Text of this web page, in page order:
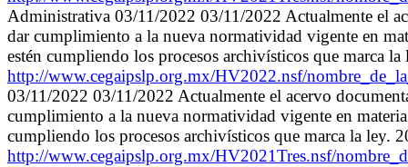
Administrativa 03/11/2022 03/11/2022 Actualmente el
dar cumplimiento a la nueva normatividad vigente en
estén cumpliendo los procesos archivísticos que marca
http://www.cegaipslp.org.mx/HV2022.nsf/
03/11/2022 03/11/2022 Actualmente el acervo
cumplimiento a la nueva normatividad vigente en
cumpliendo los procesos archivísticos que marca la
http://www.cegaipslp.org.mx/HV2021Tres.nsf/